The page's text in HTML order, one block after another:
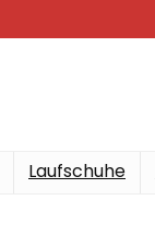
Laufschuhe